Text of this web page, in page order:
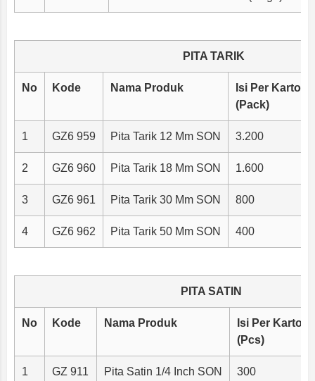
PITA TARIK
No Kode Nama Produk
Isi Per Karton
(Pack)
1 GZ6 959 Pita Tarik 12 Mm SON 3.200
2 GZ6 960 Pita Tarik 18 Mm SON 1.600
3 GZ6 961 Pita Tarik 30 Mm SON 800
4 GZ6 962 Pita Tarik 50 Mm SON 400
PITA SATIN
No Kode Nama Produk
Isi Per Karton
(Pcs)
1 GZ 911 Pita Satin 1/4 Inch SON 300